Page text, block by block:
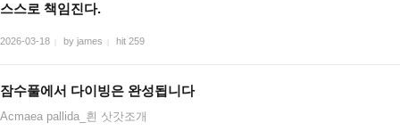
스스로 책임진다.
2026-03-18 by james hit 259
잠수풀에서 다이빙은 완성됩니다
Acmaea pallida_흰 삿갓조개